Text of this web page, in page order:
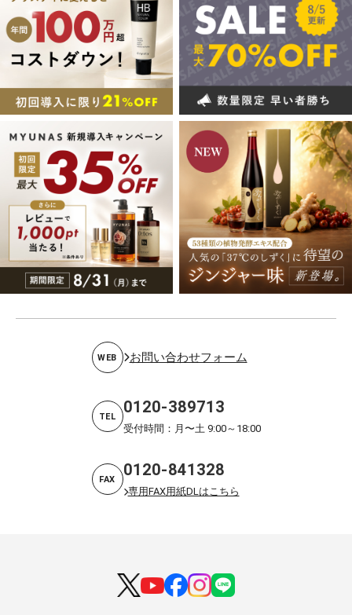
WEB お問い合わせフォーム
TEL 0120-389713
受付時間：月〜土 9:00～18:00
FAX 0120-841328
専用FAX用紙DLはこちら